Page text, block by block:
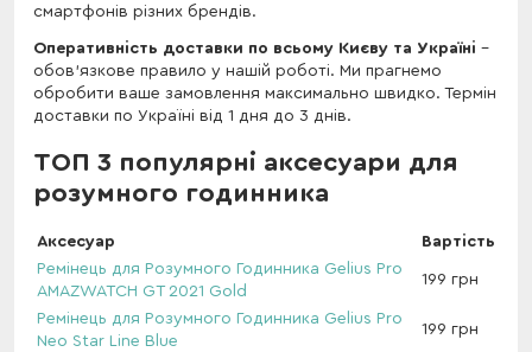
смартфонів різних брендів.
Оперативність доставки по всьому Києву та Україні –
обов'язкове правило у нашій роботі. Ми прагнемо
обробити ваше замовлення максимально швидко. Термін
доставки по Україні від 1 дня до 3 днів.
ТОП 3 популярні аксесуари для
розумного годинника
Аксесуар
Вартість
Ремінець для Розумного Годинника Gelius Pro
AMAZWATCH GT 2021 Gold
199 грн
Ремінець для Розумного Годинника Gelius Pro
Neo Star Line Blue
199 грн